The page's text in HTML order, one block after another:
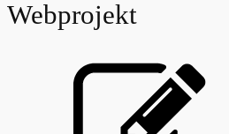
Webprojekt